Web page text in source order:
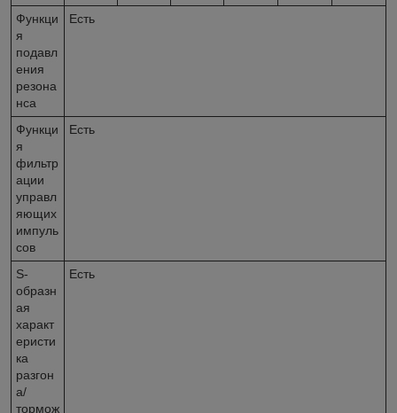
Функци
я
подавл
ения
резона
нса
Есть
Функци
я
фильтр
ации
управл
яющих
импуль
сов
Есть
S-
образн
ая
характ
еристи
ка
разгон
а/
тормож
Есть